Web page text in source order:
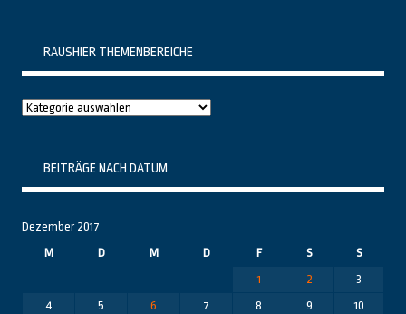
RAUSHIER THEMENBEREICHE
Raushier
BEITRÄGE NACH DATUM
Dezember 2017
M
D M D F S
S
1
2
3
4
5 6 7 8 9
10